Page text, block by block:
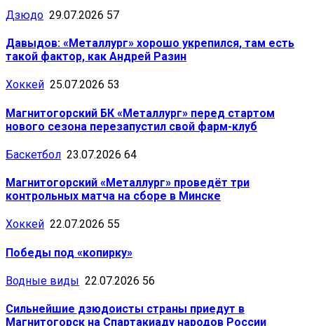
Дзюдо 29.07.2026 57
Давыдов: «Металлург» хорошо укрепился, там есть
такой фактор, как Андрей Разин
Хоккей 25.07.2026 53
Магнитогорский БК «Металлург» перед стартом
нового сезона перезапустил свой фарм-клуб
Баскетбол 23.07.2026 64
Магнитогорский «Металлург» проведёт три
контрольных матча на сборе в Минске
Хоккей 22.07.2026 55
Победы под «копирку»
Водные виды 22.07.2026 56
Сильнейшие дзюдоисты страны приедут в
Магнитогорск на Спартакиаду народов России